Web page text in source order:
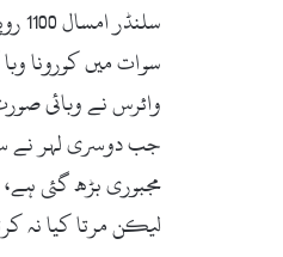
سلنڈر امسال 1100 روپے میں فروخت ہونے لگا۔ جس کی وجہ سے غریب عوام کے اوسان خطاہوگئے ہیں۔ اس حوالہ سے انتظامیہ نے بھی معنی خیز خاموشی اختیار کرلی ہے۔
سوات میں کورونا
لیکن مرتا کیا نہ